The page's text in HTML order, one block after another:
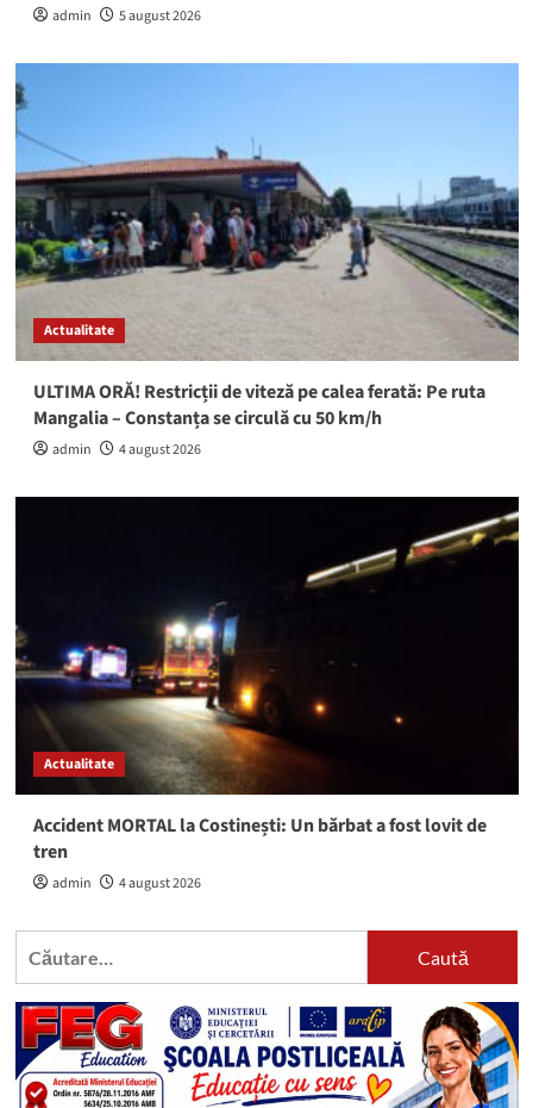
admin 5 august 2026
Actualitate
ULTIMA ORĂ! Restricții de viteză pe calea ferată: Pe ruta
Mangalia – Constanța se circulă cu 50 km/h
admin 4 august 2026
Actualitate
Accident MORTAL la Costinești: Un bărbat a fost lovit de
tren
admin 4 august 2026
Caută